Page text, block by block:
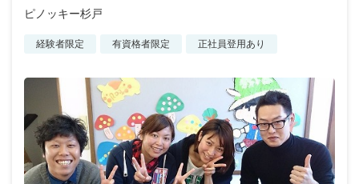
ピノッキー杉戸
経験者限定 有資格者限定 正社員登用あり